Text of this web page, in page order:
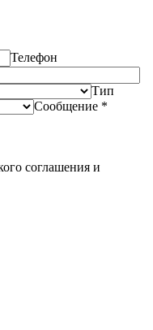
Телефон
Тип
Сообщение *
соглашения и